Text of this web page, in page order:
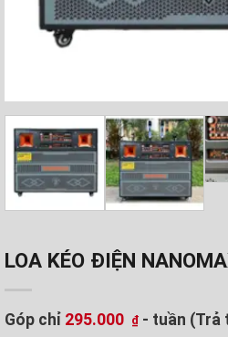
LOA KÉO ĐIỆN
Góp chỉ 295.000 ₫ - tuần (Trả